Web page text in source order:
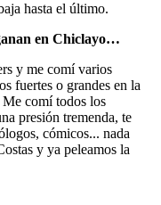
hasta el último.
en Chiclayo…
y me comí varios
fuertes o grandes en la
comí todos los
presión tremenda, te
cómicos... nada
y ya peleamos la